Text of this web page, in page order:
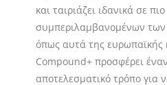
και ταιριάζει ιδανικά σε
συμπεριλαμβανομένων
όπως αυτά της ευρωπαϊκής
Compound+ προσφέρει
αποτελεσματικό τρόπο για